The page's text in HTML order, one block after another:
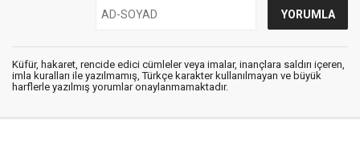
Küfür, hakaret, rencide edici cümleler veya imalar, inançlara saldırı içeren,
imla kuralları ile yazılmamış, Türkçe karakter kullanılmayan ve büyük
harflerle yazılmış yorumlar onaylanmamaktadır.